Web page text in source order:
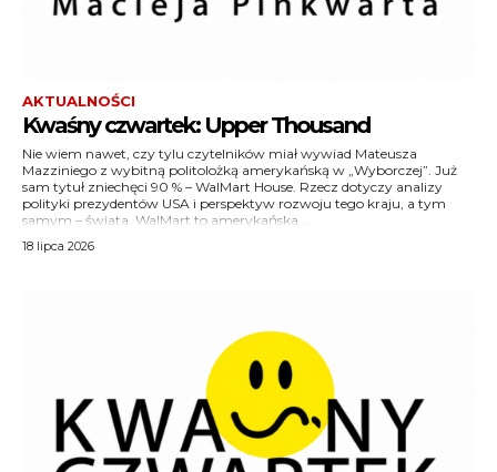
AKTUALNOŚCI
Kwaśny czwartek: Upper Thousand
Nie wiem nawet, czy tylu czytelników miał wywiad Mateusza
Mazziniego z wybitną politolożką amerykańską w „Wyborczej”. Już
sam tytuł zniechęci 90 % – WalMart House. Rzecz dotyczy analizy
polityki prezydentów USA i perspektyw rozwoju tego kraju, a tym
samym – świata. WalMart to amerykańska...
18 lipca 2026